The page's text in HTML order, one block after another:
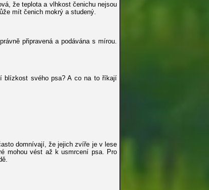
že teplota a vlhkost čenichu nejsou
mít čenich mokrý a studený.
připravená a podávána s mírou.
blízkost svého psa? A co na to říkají
domnívají, že jejich zvíře je v lese
mohou vést až k usmrcení psa. Pro